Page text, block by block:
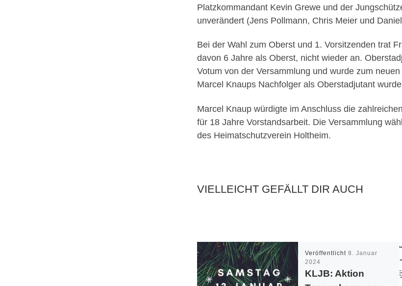
Platzkommandant Kevin Grewe und der
unverändert (Jens Pollmann, Chris Meier und
Bei der Wahl zum Oberst und 1. Vorsitzenden trat
davon 6 Jahre als Oberst, nicht wieder an.
Votum von der Versammlung und wurde zum
Marcel Knaups Nachfolger als Oberstadjutant
Marcel Knaup würdigte im Anschluss die
für 18 Jahre Vorstandsarbeit. Die Versammlung
des Heimatschutzverein Holtheim.
VIELLEICHT GEFÄLLT DIR AUCH
Veröffentlicht8. Januar
2024
KLJB: Aktion